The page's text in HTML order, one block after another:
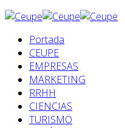
Portada
CEUPE
EMPRESAS
MARKETING
RRHH
CIENCIAS
TURISMO